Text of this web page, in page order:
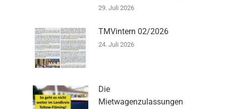
29. Juli 2026
TMVintern 02/2026
24. Juli 2026
Die
Mietwagenzulassungen